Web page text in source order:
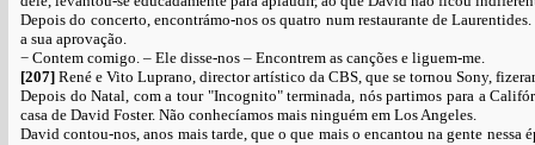
Depois do concerto, encontrámo-nos os quatro num restaurante de
a sua aprovação.
− Contem comigo. – Ele disse-nos – Encontrem as canções e liguem-me.
[207] René e Vito Luprano, director artístico da CBS, que se tornou Sony,
Depois do Natal, com a tour "Incognito" terminada, nós partimos para a
casa de David Foster. Não conhecíamos mais ninguém em Los Angeles.
David contou-nos, anos mais tarde, que o que mais o encantou na gente